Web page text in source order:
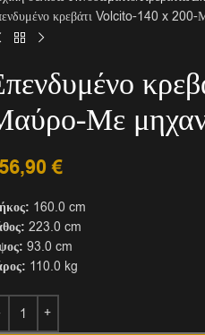
κρεβάτι Volcito-140 x
Με
€
160.0 cm
223.0 cm
93.0 cm
110.0 kg